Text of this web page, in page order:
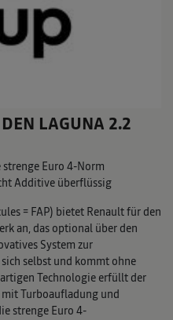
LAGUNA 2.2
Euro 4-Norm
Additive überflüssig
= FAP) bietet Renault für den
an, das optional über den
System zur
selbst und kommt ohne
Technologie erfüllt der
Turboaufladung und
strenge Euro 4-